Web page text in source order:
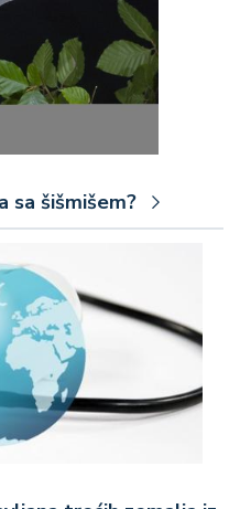
sa šišmišem?